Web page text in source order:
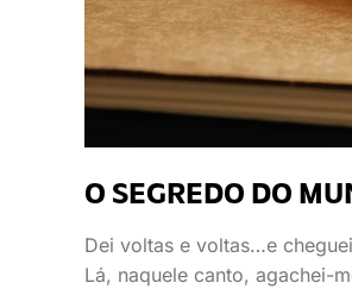
O SEGREDO DO
Dei voltas e voltas…e
Lá, naquele canto, agachei-